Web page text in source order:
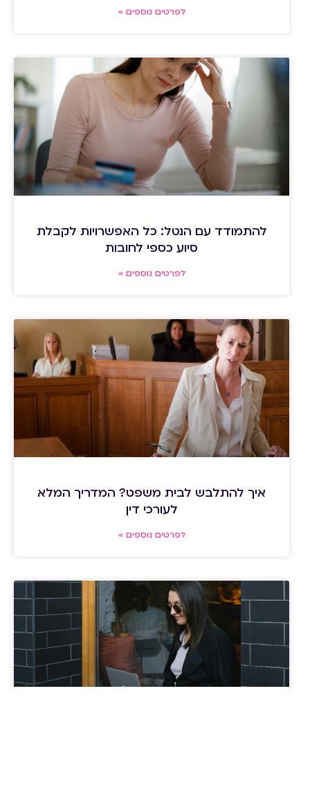
לפרטים נוספים »
להתמודד עם הנטל: כל האפשרויות לקבלת
סיוע כספי לחובות
לפרטים נוספים »
איך להתלבש לבית משפט? המדריך המלא
לעורכי דין
לפרטים נוספים »